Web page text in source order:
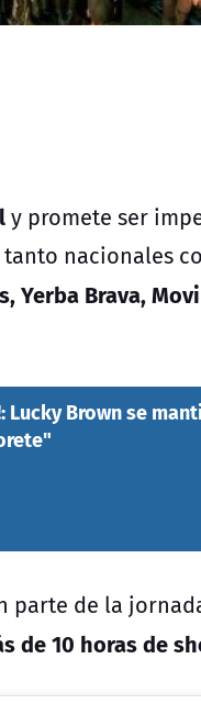
y promete ser
nacionales
Yerba Brava,
Lucky Brown se
parte de la
de 10 horas de